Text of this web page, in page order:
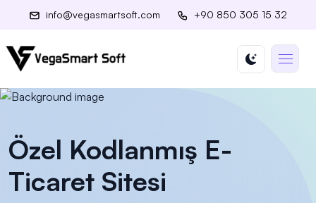
info@vegasmartsoft.com +90 850 305 15 32
Özel Kodlanmış E-
Ticaret Sitesi